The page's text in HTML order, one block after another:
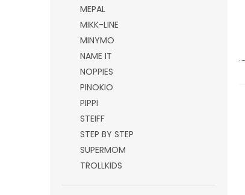
MEPAL
MIKK-LINE
MINYMO
NAME IT
NOPPIES
PINOKIO
PIPPI
STEIFF
STEP BY STEP
SUPERMOM
TROLLKIDS